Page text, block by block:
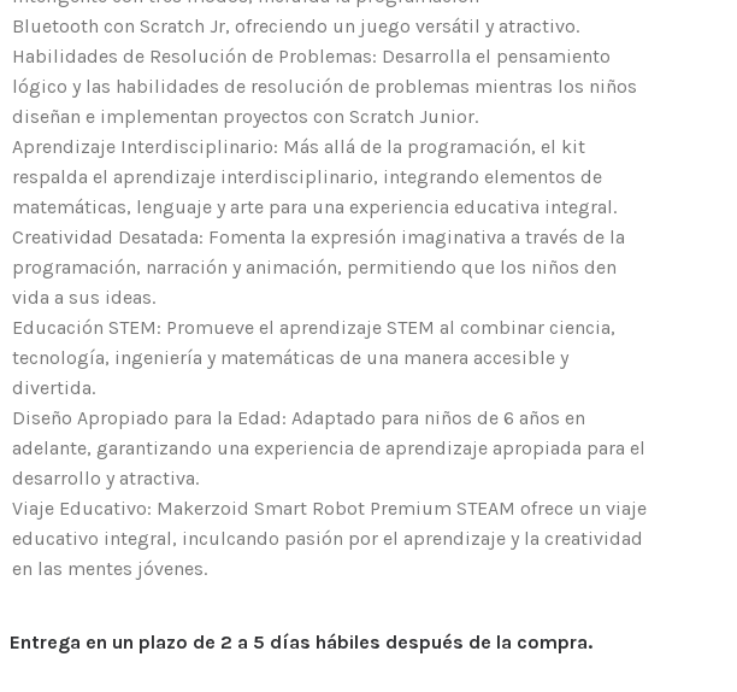
Bluetooth con Scratch Jr, ofreciendo un juego versátil y atractivo.
Habilidades de Resolución de Problemas: Desarrolla el pensamiento
lógico y las habilidades de resolución de problemas mientras los niños
diseñan e implementan proyectos con Scratch Junior.
Aprendizaje Interdisciplinario: Más allá de la programación, el kit
respalda el aprendizaje interdisciplinario, integrando elementos de
matemáticas, lenguaje y arte para una experiencia educativa integral.
Creatividad Desatada: Fomenta la expresión imaginativa a través de la
programación, narración y animación, permitiendo que los niños den
vida a sus ideas.
Educación STEM: Promueve el aprendizaje STEM al combinar ciencia,
tecnología, ingeniería y matemáticas de una manera accesible y
divertida.
Diseño Apropiado para la Edad: Adaptado para niños de 6 años en
adelante, garantizando una experiencia de aprendizaje apropiada para el
desarrollo y atractiva.
Viaje Educativo: Makerzoid Smart Robot Premium STEAM ofrece un viaje
educativo integral, inculcando pasión por el aprendizaje y la creatividad
en las mentes jóvenes.
Entrega en un plazo de 2 a 5 días hábiles después de la compra.